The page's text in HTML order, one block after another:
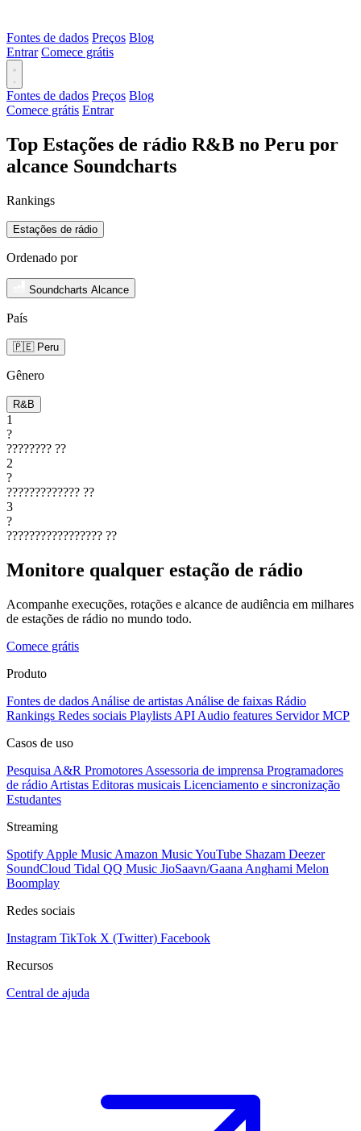
Fontes de dados Preços Blog
Entrar Comece grátis
Fontes de dados Preços Blog
Comece grátis Entrar
Top Estações de rádio R&B no Peru por
alcance Soundcharts
Rankings
Estações de rádio
Ordenado por
Soundcharts Alcance
País
🇵🇪 Peru
Gênero
R&B
1
?
???????? ??
2
?
????????????? ??
3
?
????????????????? ??
Monitore qualquer estação de rádio
Acompanhe execuções, rotações e alcance de audiência em milhares
de estações de rádio no mundo todo.
Comece grátis
Produto
Fontes de dados Análise de artistas Análise de faixas Rádio
Rankings Redes sociais Playlists API Audio features Servidor MCP
Casos de uso
Pesquisa A&R Promotores Assessoria de imprensa Programadores
de rádio Artistas Editoras musicais Licenciamento e sincronização
Estudantes
Streaming
Spotify Apple Music Amazon MusicYouTube Shazam Deezer
SoundCloud Tidal QQ Music JioSaavn/Gaana Anghami Melon
Boomplay
Redes sociais
Instagram TikTok X (Twitter) Facebook
Recursos
Central de ajuda